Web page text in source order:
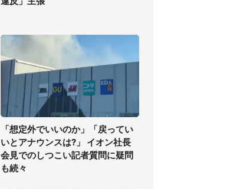
「想定外でいいのか」「戻ってい
いとアナウンスは?」 イオン社長
会見でのしつこい記者質問に疑問
も続々